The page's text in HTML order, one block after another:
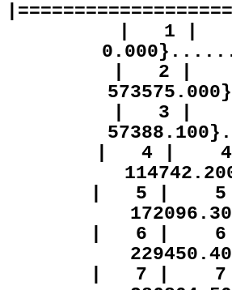
1 |
2 |
3 |
4 |
5 |
6 |
7 |